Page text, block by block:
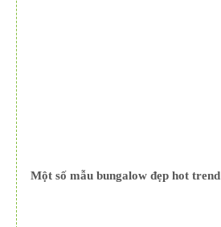
Một số mẫu bungalow đẹp hot trend